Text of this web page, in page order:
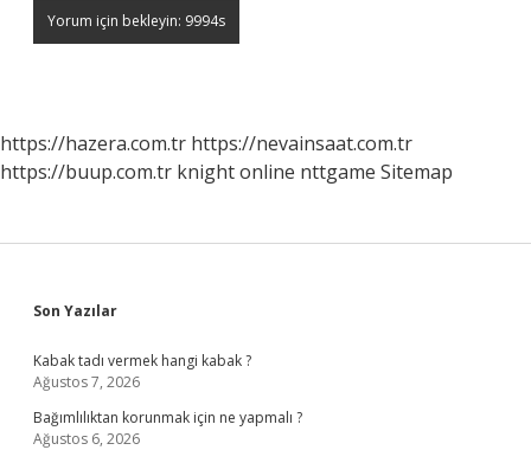
https://hazera.com.tr https://nevainsaat.com.tr
https://buup.com.tr knight online nttgame Sitemap
Sidebar
Son Yazılar
Kabak tadı vermek hangi kabak ?
Ağustos 7, 2026
Bağımlılıktan korunmak için ne yapmalı ?
Ağustos 6, 2026